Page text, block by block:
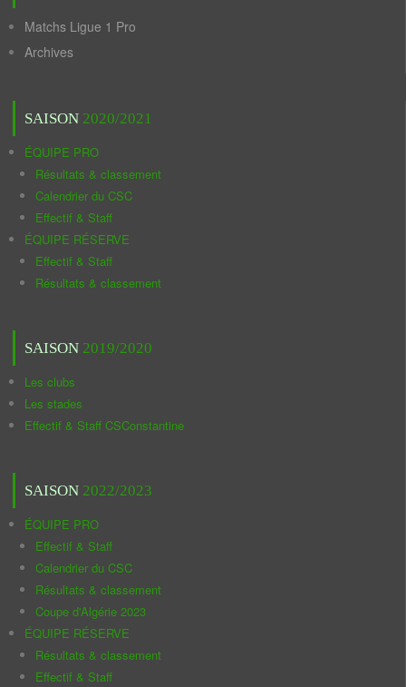
Matchs Ligue 1 Pro
Archives
SAISON 2020/2021
ÉQUIPE PRO
Résultats & classement
Calendrier du CSC
Effectif & Staff
ÉQUIPE RÉSERVE
Effectif & Staff
Résultats & classement
SAISON 2019/2020
Les clubs
Les stades
Effectif & Staff CSConstantine
SAISON 2022/2023
ÉQUIPE PRO
Effectif & Staff
Calendrier du CSC
Résultats & classement
Coupe d'Algérie 2023
ÉQUIPE RÉSERVE
Résultats & classement
Effectif & Staff